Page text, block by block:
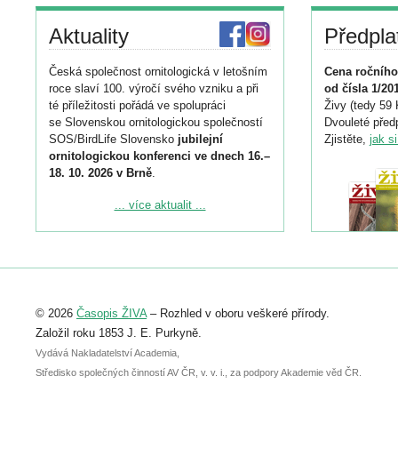
Aktuality
Česká společnost ornitologická v letošním
roce slaví 100. výročí svého vzniku a při
té příležitosti pořádá ve spolupráci
se Slovenskou ornitologickou společností
SOS/BirdLife Slovensko jubilejní
ornitologickou konferenci ve dnech 16.–
18. 10. 2026 v Brně.
Podrobnější informace ke konferenci
Registrovat se můžete do 6. září.
abstraktu přihlášené přednášky nebo
posteru je už 30. června.
... více aktualit ...
Cena
od čísla 1/
Živy (tedy 59
Dvouleté
Zjistěte, jak
© 2026 Časopis ŽIVA– Rozhled v oboru veškeré přírody.
Založil roku 1853 J. E. Purkyně.
Vydává Nakladatelství Academia,
Středisko společných činností AV ČR, v. v. i., za podpory Akademie věd ČR.